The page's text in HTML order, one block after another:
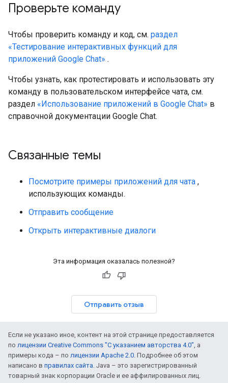
Проверьте команду
Чтобы проверить команду и код, см. раздел
«Тестирование интерактивных функций для
приложений Google Chat» .
Чтобы узнать, как протестировать и использовать эту
команду в пользовательском интерфейсе чата, см.
раздел «Использование приложений в Google Chat» в
справочной документации Google Chat.
Связанные темы
Посмотрите примеры приложений для чата ,
использующих команды.
Отправить сообщение
Открыть интерактивные диалоги
Эта информация оказалась полезной?
Отправить отзыв
Если не указано иное, контент на этой странице предоставляется
по лицензии Creative Commons "С указанием авторства 4.0", а
примеры кода – по лицензии Apache 2.0. Подробнее об этом
написано в правилах сайта. Java – это зарегистрированный
товарный знак корпорации Oracle и ее аффилированных лиц.